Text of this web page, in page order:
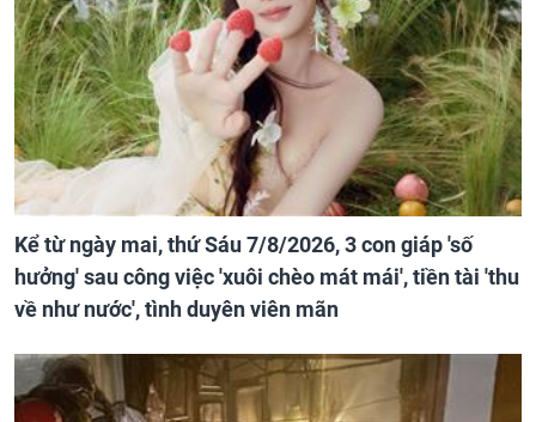
Kể từ ngày mai, thứ Sáu 7/8/2026, 3 con giáp 'số
hưởng' sau công việc 'xuôi chèo mát mái', tiền tài 'thu
về như nước', tình duyên viên mãn